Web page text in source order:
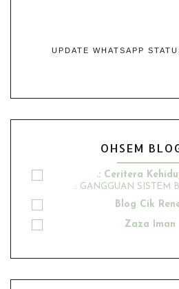
UPDATE WHATSAPP
OHSEM
.: Ceritera
.: GANGGUAN SISTEM
Blog Cik
Zaza Iman